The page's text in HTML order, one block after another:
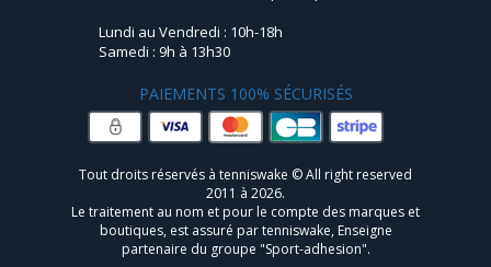
Lundi au Vendredi : 10h-18h
Samedi : 9h à 13h30
PAIEMENTS 100% SÉCURISÉS
Tout droits réservés à tenniswake © All right reserved
2011 à 2026.
Le traitement au nom et pour le compte des marques et
boutiques, est assuré par tenniswake, Enseigne
partenaire du groupe "Sport-adhesion".